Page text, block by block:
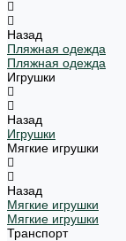
Назад
Пляжная одежда
Пляжная одежда
Игрушки
Назад
Игрушки
Мягкие игрушки
Назад
Мягкие игрушки
Мягкие игрушки
Транспорт